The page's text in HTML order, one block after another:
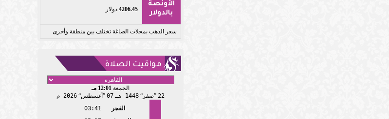
الأونصة
بالدولار
4206.45 دولار
سعر الذهب بمحلات الصاغة تختلف بين منطقة وأخرى
مواقيت الصلاة
الجمعة 12:01 مـ
22 صفر 1448 هـ 07 أغسطس 2026 م
الفجر
03:41